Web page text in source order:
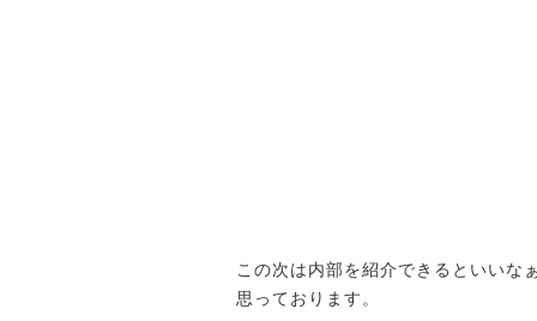
この次は内部を紹介できるといいな
思っております。